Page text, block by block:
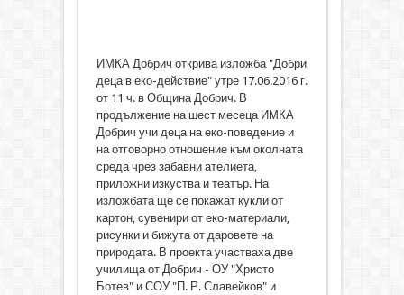
ИМКА Добрич открива изложба "Добри
деца в еко-действие" утре 17.06.2016 г.
от 11 ч. в Община Добрич. В
продължение на шест месеца ИМКА
Добрич учи деца на еко-поведение и
на отговорно отношение към околната
среда чрез забавни ателиета,
приложни изкуства и театър. На
изложбата ще се покажат кукли от
картон, сувенири от еко-материали,
рисунки и бижута от даровете на
природата. В проекта участваха две
училища от Добрич - ОУ "Христо
Ботев" и СОУ "П. Р. Славейков" и